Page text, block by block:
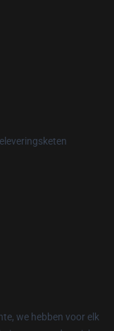
we hebben voor elk